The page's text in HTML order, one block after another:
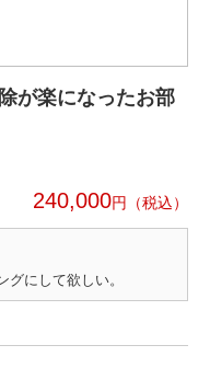
が楽になったお部
240,000円
にして欲しい。